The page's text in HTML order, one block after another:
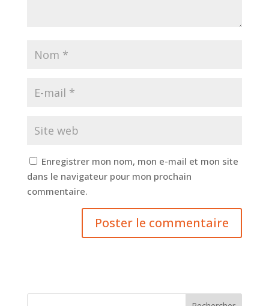
Enregistrer mon nom, mon e-mail et mon site
dans le navigateur pour mon prochain
commentaire.